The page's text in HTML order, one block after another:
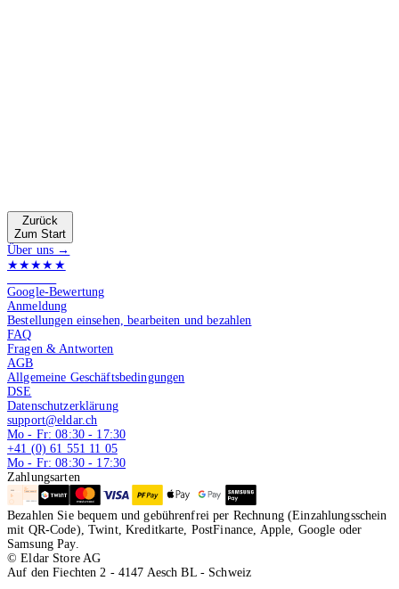
Zurück
Zum Start
Über uns →
★★★★★
Google-Bewertung
Anmeldung
Bestellungen einsehen, bearbeiten und bezahlen
FAQ
Fragen & Antworten
AGB
Allgemeine Geschäftsbedingungen
DSE
Datenschutzerklärung
support@eldar.ch
Mo - Fr: 08:30 - 17:30
+41 (0) 61 551 11 05
Mo - Fr: 08:30 - 17:30
Zahlungsarten
Bezahlen Sie bequem und gebührenfrei per Rechnung (Einzahlungsschein
mit QR-Code), Twint, Kreditkarte, PostFinance, Apple, Google oder
Samsung Pay.
© Eldar Store AG
Auf den Fiechten 2 - 4147 Aesch BL - Schweiz